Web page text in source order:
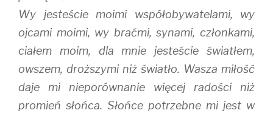
Wy jesteście moimi współobywatelami, wy
ojcami moimi, wy braćmi, synami, członkami,
ciałem moim, dla mnie jesteście światłem,
owszem, droższymi niż światło. Wasza miłość
daje mi nieporównanie więcej radości niż
promień słońca. Słońce potrzebne mi jest w